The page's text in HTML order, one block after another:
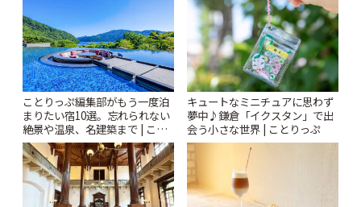
ことりっぷ編集部がもう一度泊
まりたい宿10選。忘れられない
絶景や温泉、名建築まで | こと
りっぷ
キュートなミニチュアに思わず
夢中♪鎌倉「イクスタン」で出
会う小さな世界 | ことりっぷ